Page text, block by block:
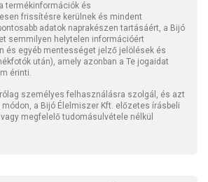
termékinformációk és
frissítésre kerülnek és mindent
adatok naprakészen tartásáért, a Bijó
semmilyen helytelen információért
és egyéb mentességet jelző jelölések és
után), amely azonban a Te jogaidat
érinti.
személyes felhasználásra szolgál, és azt
a Bijó Élelmiszer Kft. előzetes írásbeli
megfelelő tudomásulvétele nélkül